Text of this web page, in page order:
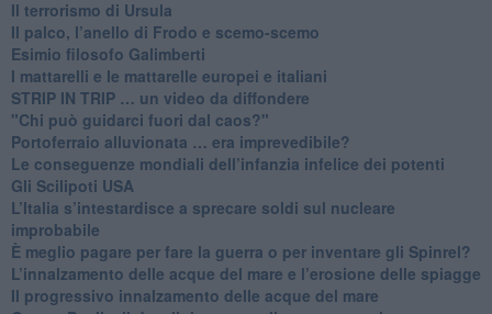
Il terrorismo di Ursula
​Il palco, l’anello di Frodo e scemo-scemo
Esimio filosofo Galimberti
​I mattarelli e le mattarelle europei e italiani
​STRIP IN TRIP … un video da diffondere
"Chi può guidarci fuori dal caos?"
​Portoferraio alluvionata … era imprevedibile?
Le conseguenze mondiali dell’infanzia infelice dei potenti
​Gli Scilipoti USA
L’Italia s’intestardisce a sprecare soldi sul nucleare
improbabile
È meglio pagare per fare la guerra o per inventare gli Spinrel?
​L’innalzamento delle acque del mare e l’erosione delle spiagge
​Il progressivo innalzamento delle acque del mare